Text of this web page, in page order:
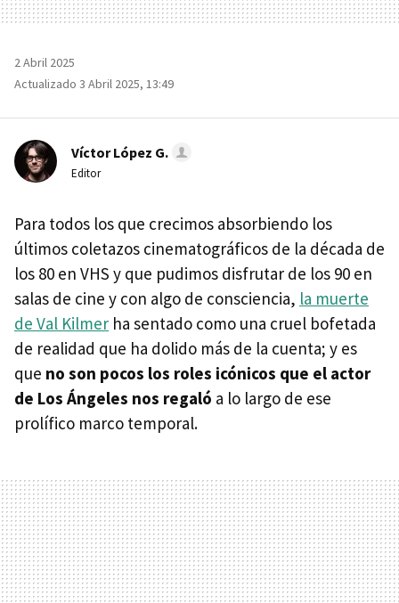
2 Abril 2025
Actualizado 3 Abril 2025, 13:49
Víctor López G.
Editor
Para todos los que crecimos absorbiendo los
últimos coletazos cinematográficos de la década de
los 80 en VHS y que pudimos disfrutar de los 90 en
salas de cine y con algo de consciencia, la muerte
de Val Kilmer ha sentado como una cruel bofetada
de realidad que ha dolido más de la cuenta; y es
que no son pocos los roles icónicos que el actor
de Los Ángeles nos regaló a lo largo de ese
prolífico marco temporal.